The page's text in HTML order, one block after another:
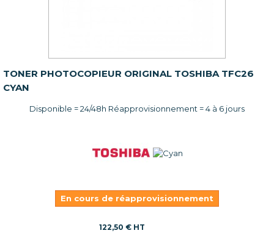
TONER PHOTOCOPIEUR ORIGINAL TOSHIBA TFC26
CYAN
Disponible = 24/48h Réapprovisionnement = 4 à 6 jours
En cours de réapprovisionnement
122,50 € HT